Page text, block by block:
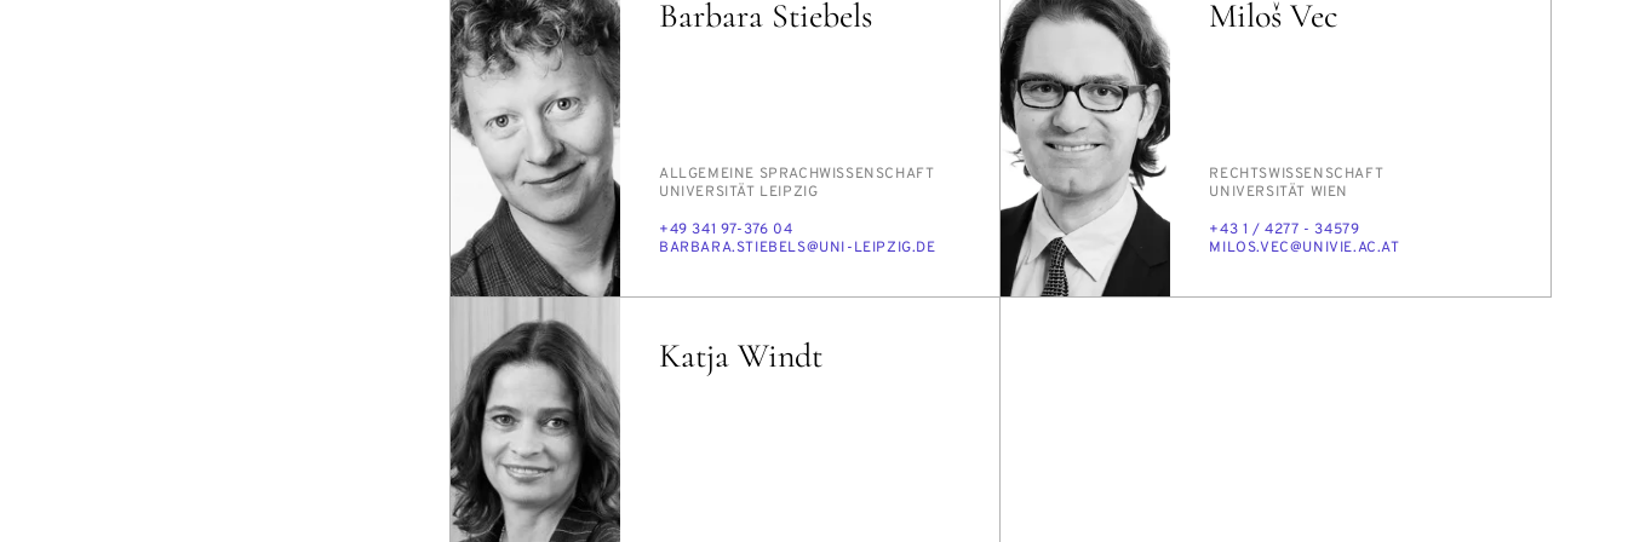
Barbara Stiebels
PERSON_RESEARCH_SUBJECT
ALL­GE­MEI­NE SPRACH­WIS­SEN­SCHAFT
INSTITUTION
UNI­VER­SI­TÄT LEIP­ZIG
TELEFON
+49 341 97-376 04
E-
BAR­BA­RA.STIE­BELS@UNI-LEIP­ZIG.DE
Miloš Vec
PERSON_RESEARCH_SUBJECT
RECHTS­WIS­SEN­SCHAFT
INSTITUTION
UNI­VER­SI­TÄT WIEN
TELEFON
+43 1 / 4277 - 34579
E-
MI­LOS.VEC@UNI­VIE.AC.AT
Katja Windt